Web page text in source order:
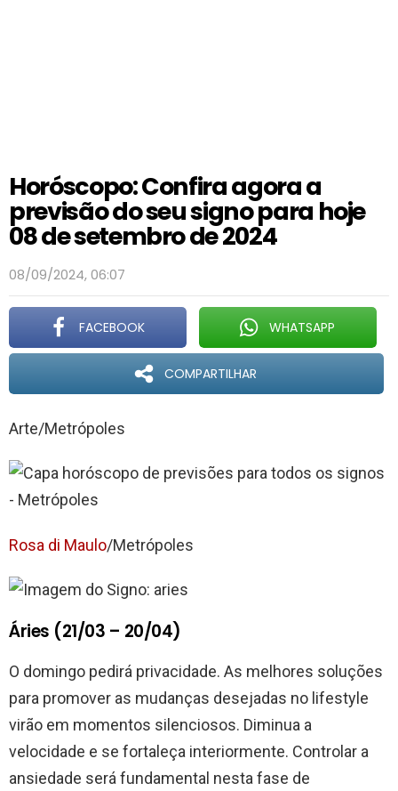
Horóscopo: Confira agora a
previsão do seu signo para hoje
08 de setembro de 2024
08/09/2024, 06:07
FACEBOOK WHATSAPP
COMPARTILHAR
Arte/Metrópoles
Rosa di Maulo/Metrópoles
Áries (21/03 – 20/04)
O domingo pedirá privacidade. As melhores soluções
para promover as mudanças desejadas no lifestyle
virão em momentos silenciosos. Diminua a
velocidade e se fortaleça interiormente. Controlar a
ansiedade será fundamental nesta fase de